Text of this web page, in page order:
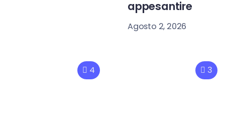
appesantire
Agosto 2, 2026
4 3